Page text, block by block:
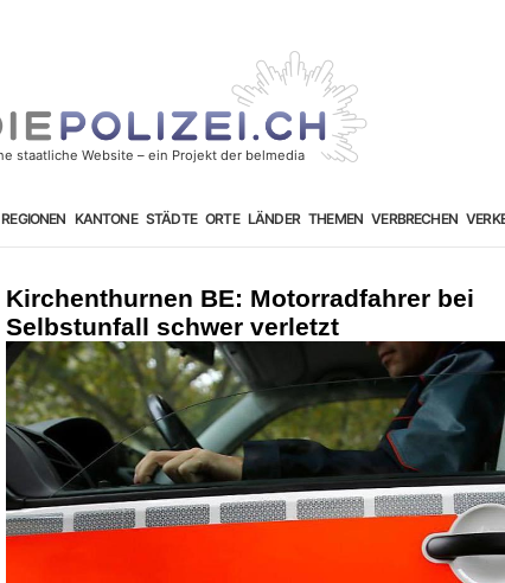
REGIONEN KANTONE STÄDTE ORTE LÄNDER THEMEN VERBRECHEN
Kirchenthurnen BE: Motorradfahrer bei
Selbstunfall schwer verletzt